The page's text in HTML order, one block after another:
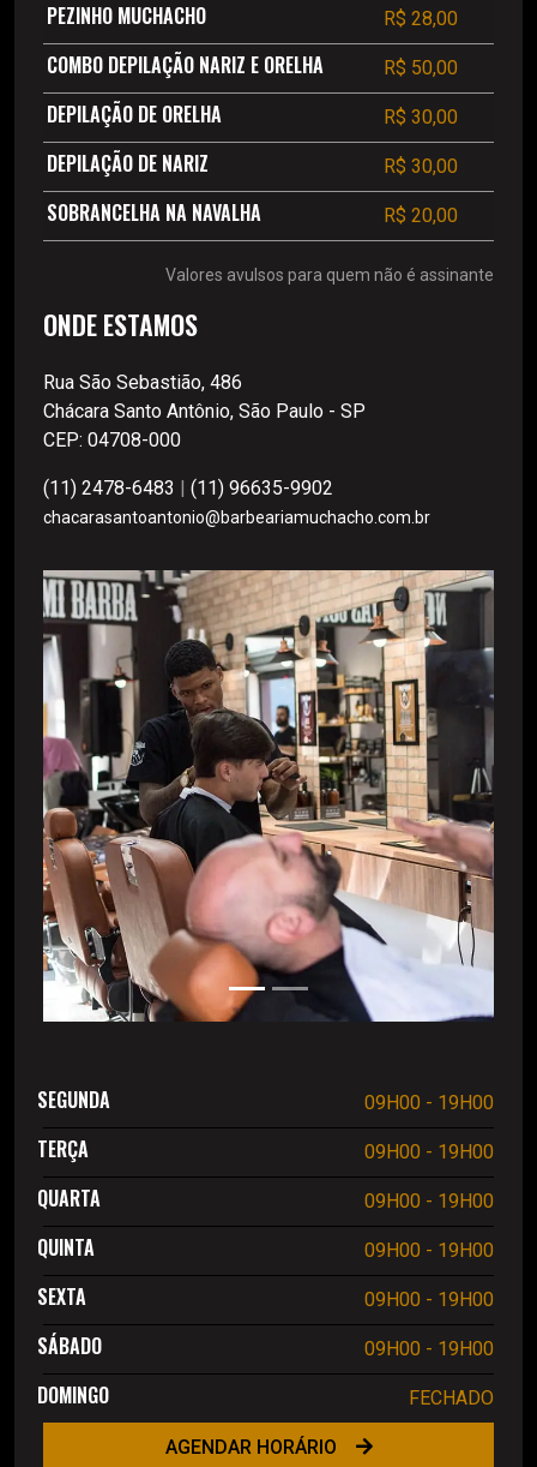
PEZINHO MUCHACHO R$ 28,00
COMBO DEPILAÇÃO NARIZ E ORELHA R$ 50,00
DEPILAÇÃO DE ORELHA R$ 30,00
DEPILAÇÃO DE NARIZ R$ 30,00
SOBRANCELHA NA NAVALHA R$ 20,00
Valores avulsos para quem não é assinante
ONDE ESTAMOS
Rua São Sebastião, 486
Chácara Santo Antônio, São Paulo - SP
CEP: 04708-000
(11) 2478-6483 | (11) 96635-9902
chacarasantoantonio@barbeariamuchacho.com.br
SEGUNDA 09H00 - 19H00
TERÇA 09H00 - 19H00
QUARTA 09H00 - 19H00
QUINTA 09H00 - 19H00
SEXTA 09H00 - 19H00
SÁBADO 09H00 - 19H00
DOMINGO FECHADO
AGENDAR HORÁRIO